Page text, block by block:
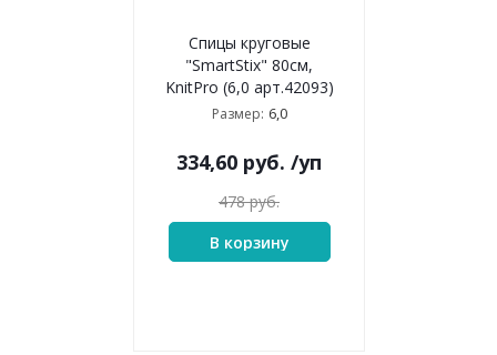
Спицы круговые
"SmartStix" 80см,
KnitPro (6,0 арт.42093)
Размер: 6,0
334,60 руб. /уп
478руб.
В корзину